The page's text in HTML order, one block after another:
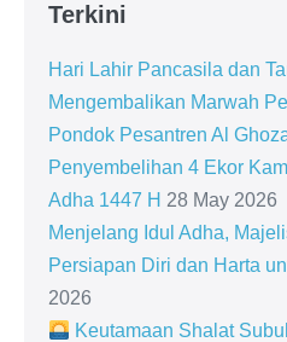
Terkini
Hari Lahir Pancasila dan
Mengembalikan Marwah
Pondok Pesantren Al
Penyembelihan 4 Ekor
Adha 1447 H 28 May 2026
Menjelang Idul Adha,
Persiapan Diri dan Harta
2026
Keutamaan Shalat